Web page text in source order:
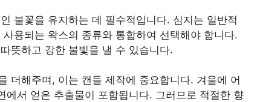
불꽃을 유지하는 데 필수적입니다. 심지는 일반적
용되는 왁스의 종류와 통합하여 선택해야 합니다.
뜻하고 강한 불빛을 낼 수 있습니다.
더해주며, 이는 캔들 제작에 중요합니다. 겨울에 어
서 얻은 추출물이 포함됩니다. 그러므로 적절한 향